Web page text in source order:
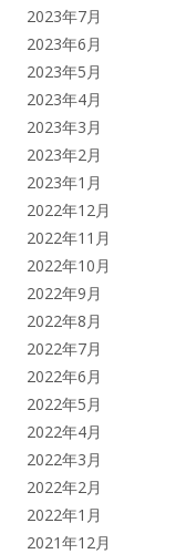
2023年7月
2023年6月
2023年5月
2023年4月
2023年3月
2023年2月
2023年1月
2022年12月
2022年11月
2022年10月
2022年9月
2022年8月
2022年7月
2022年6月
2022年5月
2022年4月
2022年3月
2022年2月
2022年1月
2021年12月